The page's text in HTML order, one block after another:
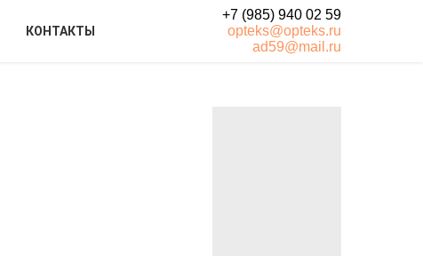
КОНТАКТЫ
+7 (985) 940 02 59
opteks@opteks.ru
ad59@mail.ru